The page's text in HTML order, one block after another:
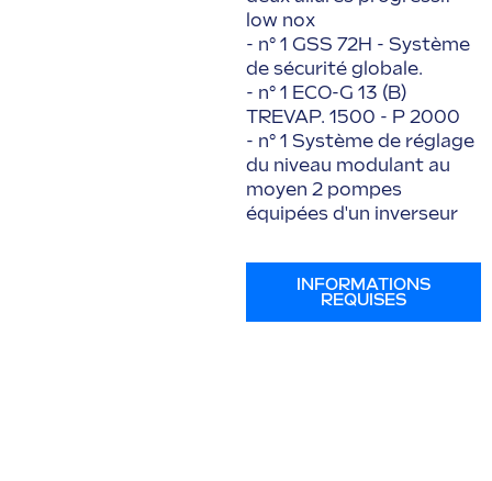
low nox
- n° 1 GSS 72H - Système
de sécurité globale.
- n° 1 ECO-G 13 (B)
TREVAP. 1500 - P 2000
- n° 1 Système de réglage
du niveau modulant au
moyen 2 pompes
équipées d'un inverseur
INFORMATIONS
REQUISES